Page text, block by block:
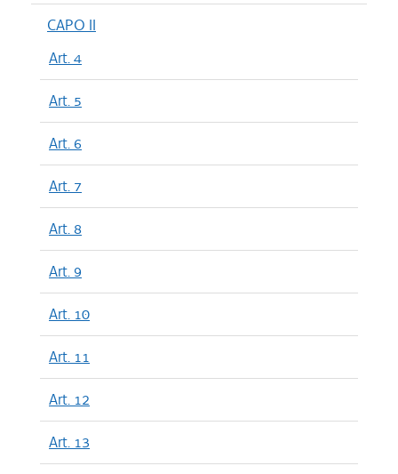
CAPO II
Art. 4
Art. 5
Art. 6
Art. 7
Art. 8
Art. 9
Art. 10
Art. 11
Art. 12
Art. 13